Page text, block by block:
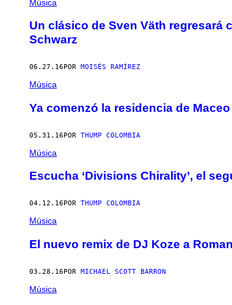
Música
​Un clásico de Sven Väth regresará
Schwarz
06.27.16 POR MOISÉS RAMÍREZ
Música
Ya comenzó la residencia de
05.31.16POR THUMP COLOMBIA
Música
Escucha ‘Divisions Chirality’, el
04.12.16 POR THUMP COLOMBIA
Música
El nuevo remix de DJ Koze a
03.28.16POR MICHAEL SCOTT BARRON
Música